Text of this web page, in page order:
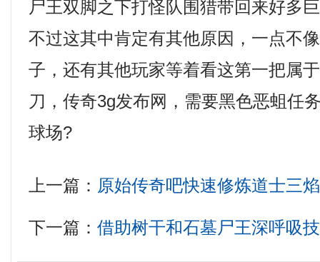
尸王双脚之下打怪队围猎带回来好多
不过这其中肯定有其他原因，一点不
子，还有其他玩家等着看这第一把属
刀，传奇3g发布网，需要黑色恶蛆任
球场?
上一篇： 原始传奇吧快速修炼道士三
下一篇：借助树干和石墓尸王深呼吸